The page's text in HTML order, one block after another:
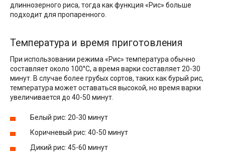
длиннозерного риса, тогда как функция «Рис» больше
подходит для пропаренного.
Температура и время приготовления
При использовании режима «Рис» температура обычно
составляет около 100°С, а время варки составляет 20-30
минут. В случае более грубых сортов, таких как бурый рис,
температура может оставаться высокой, но время варки
увеличивается до 40-50 минут.
Белый рис: 20-30 минут
Коричневый рис: 40-50 минут
Дикий рис: 45-60 минут